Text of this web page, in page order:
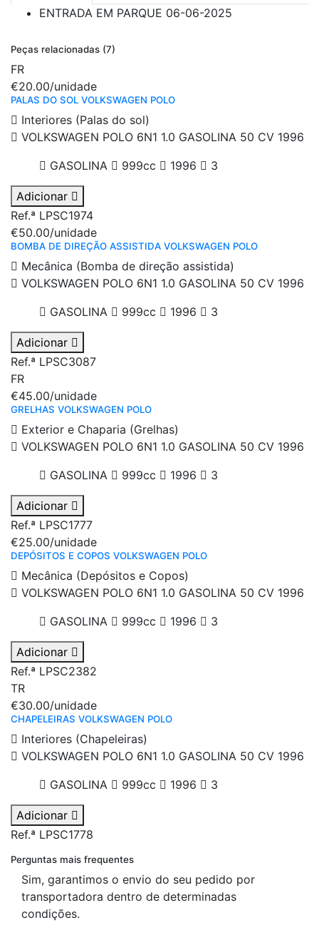
ENTRADA EM PARQUE 06-06-2025
Peças relacionadas (7)
FR
€20.00/unidade
PALAS DO SOL VOLKSWAGEN POLO
Interiores (Palas do sol)
VOLKSWAGEN POLO 6N1 1.0 GASOLINA 50 CV 1996
GASOLINA
999cc 1996 3
Adicionar
Ref.ª LPSC1974
€50.00/unidade
BOMBA DE DIREÇÃO ASSISTIDA VOLKSWAGEN POLO
Mecânica (Bomba de direção assistida)
VOLKSWAGEN POLO 6N1 1.0 GASOLINA 50 CV 1996
GASOLINA
999cc 1996 3
Adicionar
Ref.ª LPSC3087
FR
€45.00/unidade
GRELHAS VOLKSWAGEN POLO
Exterior e Chaparia (Grelhas)
VOLKSWAGEN POLO 6N1 1.0 GASOLINA 50 CV 1996
GASOLINA
999cc 1996 3
Adicionar
Ref.ª LPSC1777
€25.00/unidade
DEPÓSITOS E COPOS VOLKSWAGEN POLO
Mecânica (Depósitos e Copos)
VOLKSWAGEN POLO 6N1 1.0 GASOLINA 50 CV 1996
GASOLINA
999cc 1996 3
Adicionar
Ref.ª LPSC2382
TR
€30.00/unidade
CHAPELEIRAS VOLKSWAGEN POLO
Interiores (Chapeleiras)
VOLKSWAGEN POLO 6N1 1.0 GASOLINA 50 CV 1996
GASOLINA
999cc 1996 3
Adicionar
Ref.ª LPSC1778
Perguntas mais frequentes
Sim, garantimos o envio do seu pedido por
transportadora dentro de determinadas
condições.